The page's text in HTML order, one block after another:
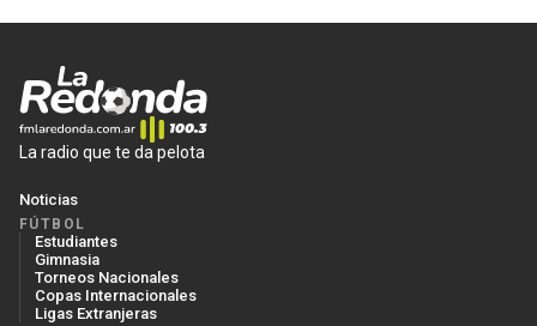
La radio que te da pelota
Noticias
FÚTBOL
Estudiantes
Gimnasia
Torneos Nacionales
Copas Internacionales
Ligas Extranjeras